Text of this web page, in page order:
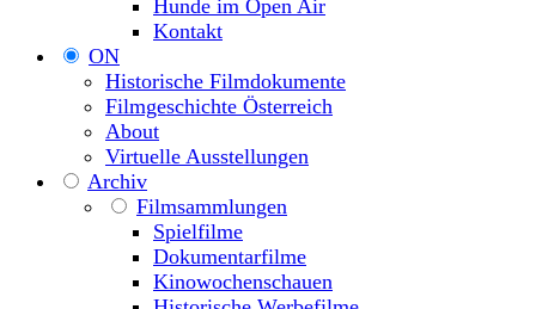
Hunde im Open Air
Kontakt
ON
Historische Filmdokumente
Filmgeschichte Österreich
About
Virtuelle Ausstellungen
Archiv
Filmsammlungen
Spielfilme
Dokumentarfilme
Kinowochenschauen